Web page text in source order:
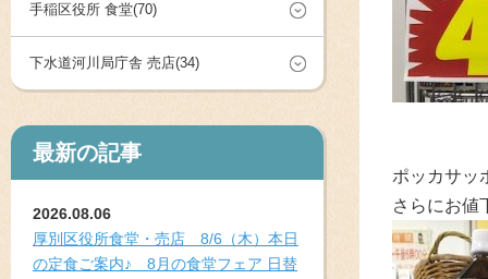
手稲区役所 食堂(70)
下水道河川局庁舎 売店(34)
最新の記事
2026.08.06
厚別区役所食堂・売店 8/6（木）本日
の定食ご案内♪ 8月の食堂フェア 日替
ポッカサ
さらにお値